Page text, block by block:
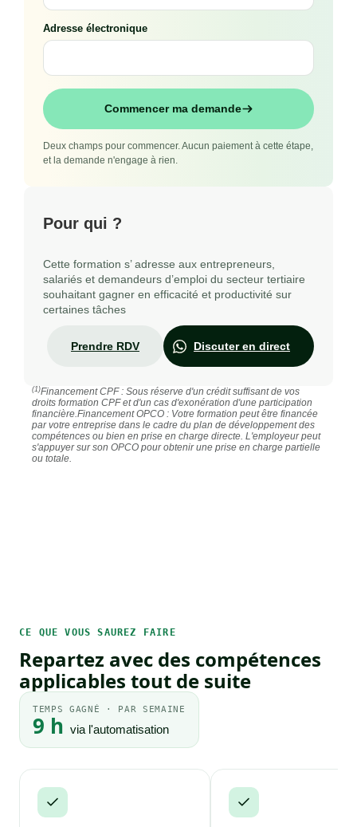
Adresse électronique
Commencer ma demande
Deux champs pour commencer. Aucun paiement à cette étape,
et la demande n'engage à rien.
Pour qui ?
Cette formation s’ adresse aux entrepreneurs,
salariés et demandeurs d’emploi du secteur tertiaire
souhaitant gagner en efficacité et productivité sur
certaines tâches
Prendre RDV Discuter en direct
(1)Financement CPF : Sous réserve d'un crédit suffisant de vos
droits formation CPF et d'un cas d'exonération d'une participation
financière.Financement OPCO : Votre formation peut être financée
par votre entreprise dans le cadre du plan de développement des
compétences ou bien en prise en charge directe. L'employeur peut
s'appuyer sur son OPCO pour obtenir une prise en charge partielle
ou totale.
CE QUE VOUS SAUREZ FAIRE
Repartez avec des compétences
applicables tout de suite
TEMPS GAGNÉ · PAR SEMAINE
9 h via l'automatisation